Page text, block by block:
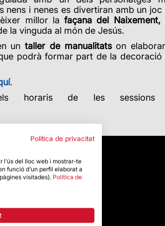
nens i nenes es divertiran amb un joc
millor lafaçana del Naixement,
la vinguda al món de Jesús.
un taller de manualitatson
podrà formar part de la decoració
.
horaris de les
Política de privacitat
l'ús del lloc web i mostrar-te
funció d'un perfil elaborat a
visitades). Política de